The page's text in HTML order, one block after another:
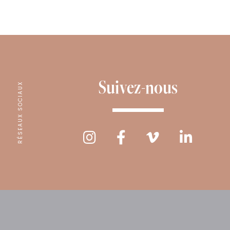
RÉSEAUX SOCIAUX Suivez-nous